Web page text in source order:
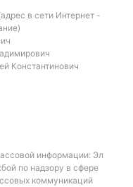
и показатели
по победителю
ставки на
в сети Интернет -
Константинович
информации: Эл
по надзору в сфере
коммуникаций